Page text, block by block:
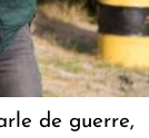
de guerre,